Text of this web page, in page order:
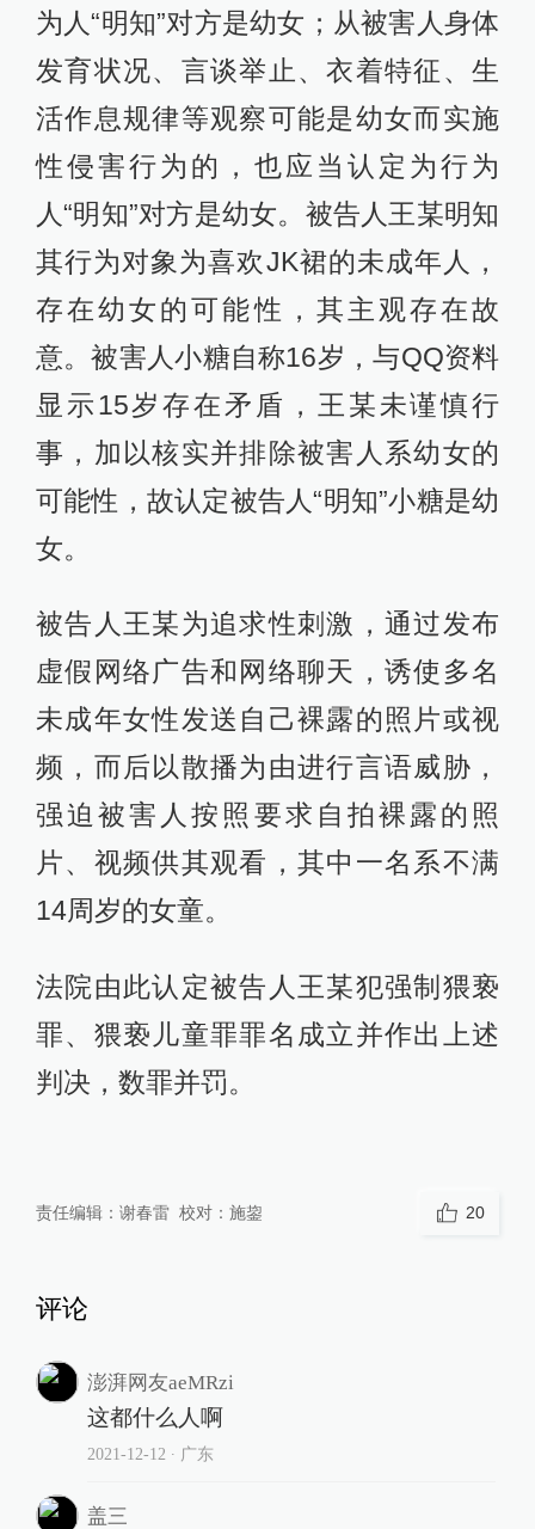
为人“明知”对方是幼女；从被害人身体
发育状况、言谈举止、衣着特征、生
活作息规律等观察可能是幼女而实施
性侵害行为的，也应当认定为行为
人“明知”对方是幼女。被告人王某明知
其行为对象为喜欢JK裙的未成年人，
存在幼女的可能性，其主观存在故
意。被害人小糖自称16岁，与QQ资料
显示15岁存在矛盾，王某未谨慎行
事，加以核实并排除被害人系幼女的
可能性，故认定被告人“明知”小糖是幼
女。
被告人王某为追求性刺激，通过发布
虚假网络广告和网络聊天，诱使多名
未成年女性发送自己裸露的照片或视
频，而后以散播为由进行言语威胁，
强迫被害人按照要求自拍裸露的照
片、视频供其观看，其中一名系不满
14周岁的女童。
法院由此认定被告人王某犯强制猥亵
罪、猥亵儿童罪罪名成立并作出上述
判决，数罪并罚。
责任编辑： 谢春雷 校对： 施鋆 20
评论
澎湃网友aeMRzi
这都什么人啊
2021-12-12 ∙ 广东
盖三